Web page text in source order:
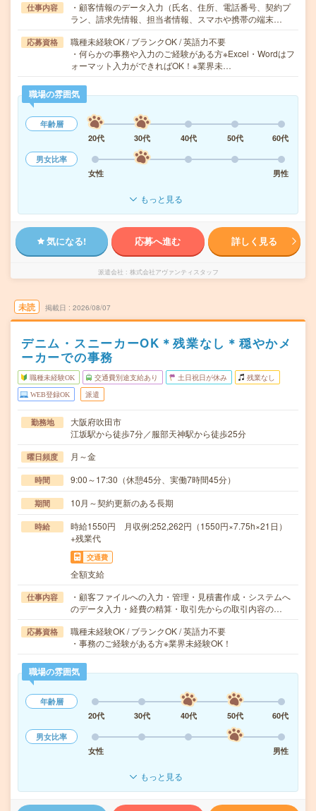
仕事内容
・顧客情報のデータ入力（氏名、住所、電話番号、契約プ
ラン、請求先情報、担当者情報、スマホや携帯の端末…
応募資格
職種未経験OK / ブランクOK / 英語力不要
・何らかの事務や入力のご経験がある方※Excel・Wordはフ
ォーマット入力ができればOK！※業界未…
職場の雰囲気
年齢層
20代
30代 40代 50代
60代
男女比率
女性
男性
もっと見る
気になる! 応募へ進む 詳しく見る
派遣会社 株式会社アヴァンティスタッフ
未読 掲載日 2026/08/07
デニム・スニーカーOK＊残業なし＊穏やかメ
ーカーでの事務
職種未経験OK 交通費別途支給あり 土日祝日が休み 残業なし
WEB登録OK 派遣
勤務地
大阪府吹田市
江坂駅から徒歩7分／服部天神駅から徒歩25分
曜日頻度 月～金
時間 9:00～17:30（休憩45分、実働7時間45分）
期間 10月～契約更新のある長期
時給
時給1550円 月収例:252,262円（1550円×7.75h×21日）
+残業代
交通費
全額支給
仕事内容
・顧客ファイルへの入力・管理・見積書作成・システムへ
のデータ入力・経費の精算・取引先からの取引内容の…
応募資格
職種未経験OK / ブランクOK / 英語力不要
・事務のご経験がある方※業界未経験OK！
職場の雰囲気
年齢層
20代
30代 40代 50代
60代
男女比率
女性
男性
もっと見る